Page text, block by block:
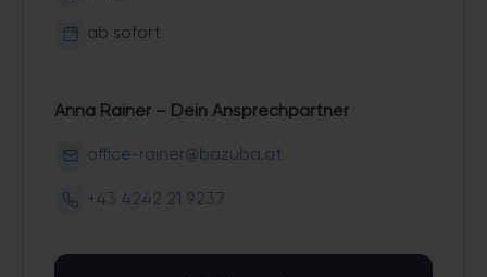
ab sofort
Anna Rainer – Dein Ansprechpartner
office-rainer@bazuba.at
+43 4242 21 9237